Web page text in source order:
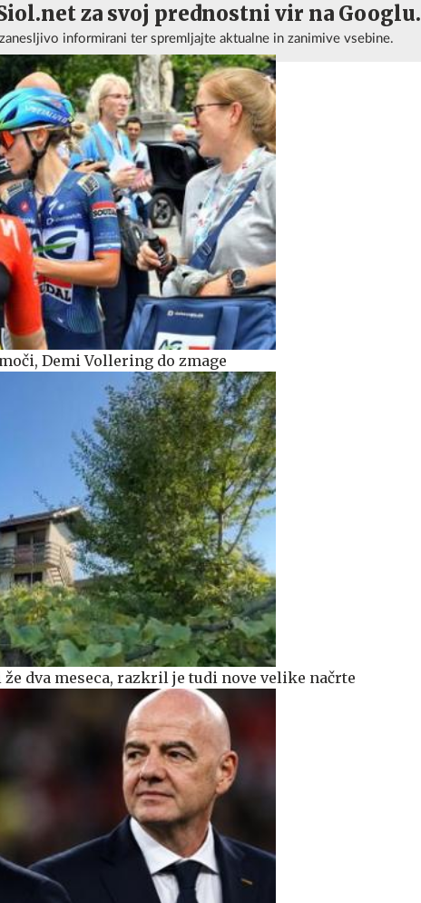
za svoj prednostni vir na Googlu.
informirani ter spremljajte aktualne in zanimive vsebine.
Demi Vollering do zmage
že dva meseca, razkril je tudi nove velike načrte